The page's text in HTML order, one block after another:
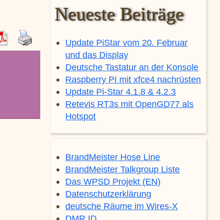
Neueste Beiträge
Update PiStar vom 20. Februar
und das Display
Deutsche Tastatur an der Konsole
Raspberry PI mit xfce4 nachrüsten
Update Pi-Star 4.1.8 & 4.2.3
Retevis RT3s mit OpenGD77 als
Hotspot
BrandMeister Hose Line
BrandMeister Talkgroup Liste
Das WPSD Projekt (EN)
Datenschutzerklärung
deutsche Räume im Wires-X